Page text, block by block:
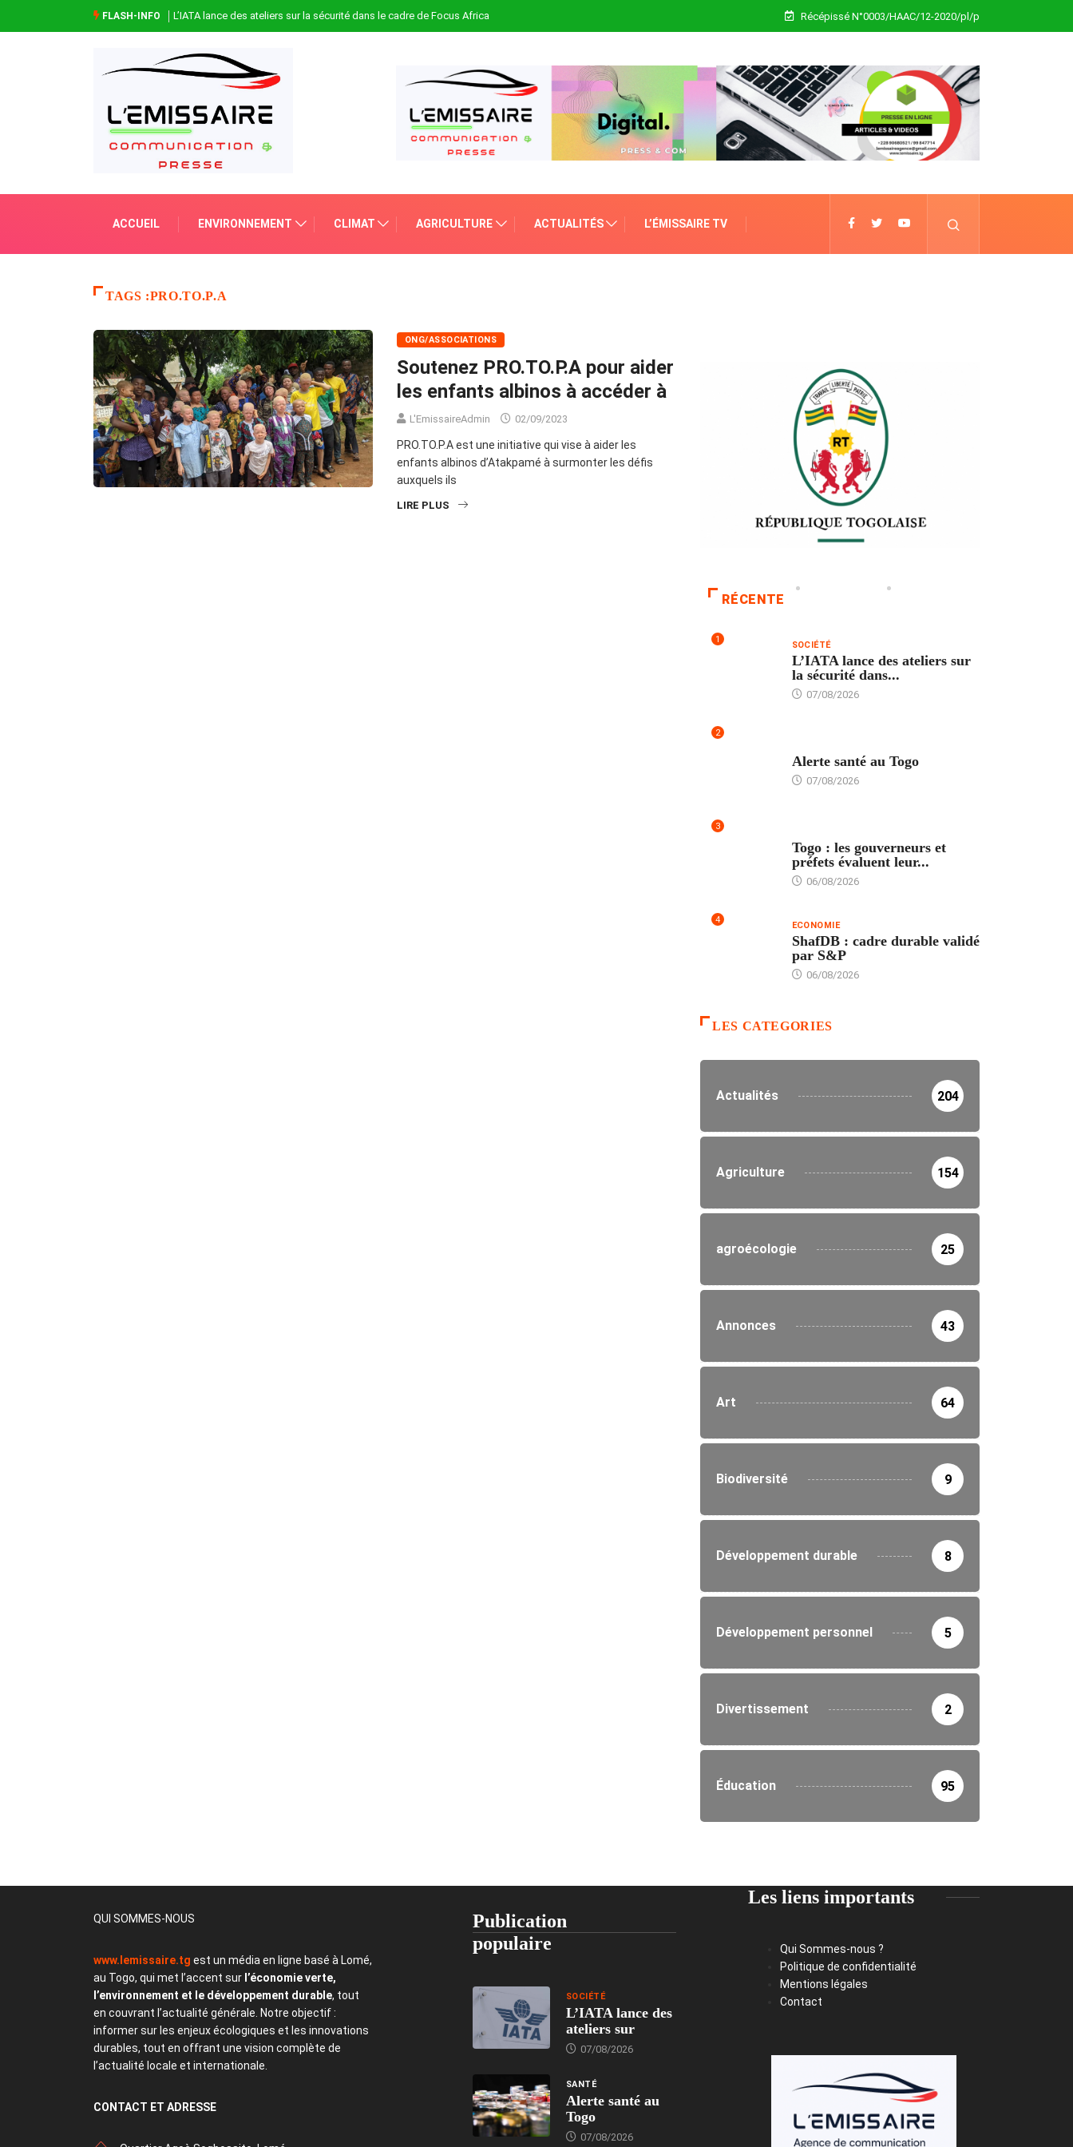
FLASH-INFO L’IATA lance des ateliers sur la sécurité dans le cadre de Focus Africa Récépissé N°0003/HAAC/12-2020/pl/p
ACCUEIL ENVIRONNEMENT CLIMAT AGRICULTURE ACTUALITÉS L’ÉMISSAIRE TV
TAGS :PRO.TO.P.A
ONG/ASSOCIATIONS
Soutenez PRO.TO.P.A pour aider
les enfants albinos à accéder à
L'EmissaireAdmin 02/09/2023
PRO.TO.P.A est une initiative qui vise à aider les
enfants albinos d’Atakpamé à surmonter les défis
auxquels ils
LIRE PLUS
RÉCENTE
1 SOCIÉTÉ
L’IATA lance des ateliers sur
la sécurité dans...
07/08/2026
2
Alerte santé au Togo
07/08/2026
3
Togo : les gouverneurs et
préfets évaluent leur...
06/08/2026
4 ECONOMIE
ShafDB : cadre durable validé
par S&P
06/08/2026
LES CATEGORIES
Actualités 204
Agriculture 154
agroécologie 25
Annonces 43
Art 64
Biodiversité 9
Développement durable 8
Développement personnel 5
Divertissement 2
Éducation 95
QUI SOMMES-NOUS
www.lemissaire.tg est un média en ligne basé à Lomé,
au Togo, qui met l’accent sur l’économie verte,
l’environnement et le développement durable, tout
en couvrant l’actualité générale. Notre objectif :
informer sur les enjeux écologiques et les innovations
durables, tout en offrant une vision complète de
l’actualité locale et internationale.
CONTACT ET ADRESSE
Publication
populaire
SOCIÉTÉ
L’IATA lance des
ateliers sur
07/08/2026
SANTÉ
Alerte santé au
Togo
07/08/2026
Les liens importants
Qui Sommes-nous ?
Politique de confidentialité
Mentions légales
Contact